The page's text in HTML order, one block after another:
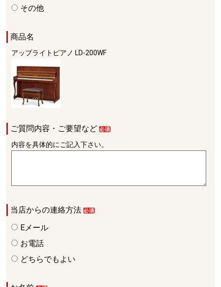
その他
商品名
アップライトピアノ LD-200WF
ご質問内容・ご要望など
内容を具体的にご記入下さい。
当店からの連絡方法
Eメール
お電話
どちらでもよい